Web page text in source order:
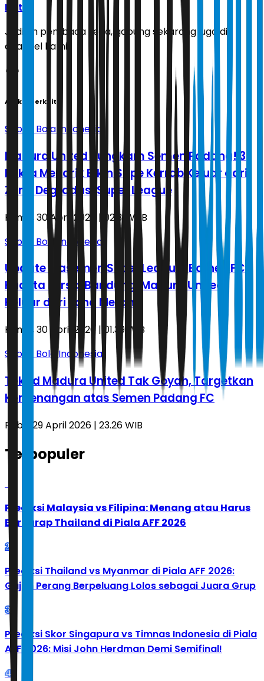
Ikuti
Jadilah pembaca setia, gabung sekarang juga di
channel kami!
Artikel Terkait
Sepak Bola Indonesia
Madura United Bungkam Semen Padang! 3
Fakta Menarik Bikin Sape Kerrab Keluar dari
Zona Degradasi Super League
Kamis, 30 April 2026 | 02.33 WIB
Sepak Bola Indonesia
Update Klasemen Super League! Borneo FC
Kudeta Persib Bandung, Madura United
Keluar dari Zona Merah
Kamis, 30 April 2026 | 01.39 WIB
Sepak Bola Indonesia
Tekad Madura United Tak Goyah, Targetkan
Kemenangan atas Semen Padang FC
Rabu, 29 April 2026 | 23.26 WIB
Terpopuler
Prediksi Malaysia vs Filipina: Menang atau Harus
Berharap Thailand di Piala AFF 2026
2
Prediksi Thailand vs Myanmar di Piala AFF 2026:
Gajah Perang Berpeluang Lolos sebagai Juara Grup
3
Prediksi Skor Singapura vs Timnas Indonesia di Piala
AFF 2026: Misi John Herdman Demi Semifinal!
4